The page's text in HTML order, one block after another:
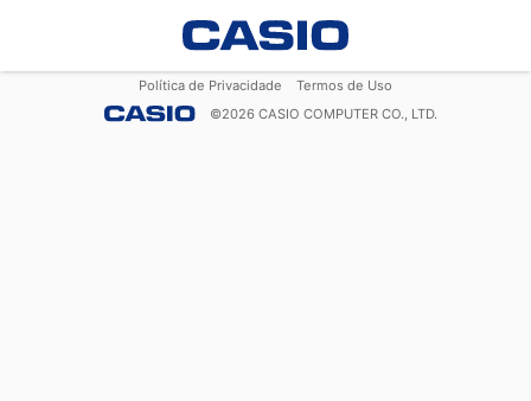
Política de Privacidade
Termos de Uso
©2026 CASIO COMPUTER CO., LTD.